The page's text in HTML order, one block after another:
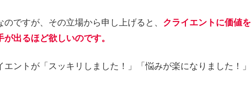
ですが、その立場から申し上げると、 クライエントに価値を
出るほど欲しいのです。
ントが「スッキリしました！」「悩みが楽になりました！」